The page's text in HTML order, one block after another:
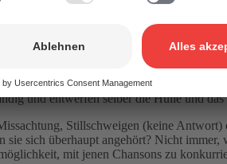
oder nicht). In diesem Bereich
es hier keine Kriterien gibt (im
– auch Glück. Oder manchmal schlicht
gehen für ihren Lebensunterhalt einer
Beispiele gibt es einige). Sie müssen
und entwerfen selber die Hülle und
Stillschweigen (keine
sich überhaupt angehört? Nicht
mit jenen Chansons zu